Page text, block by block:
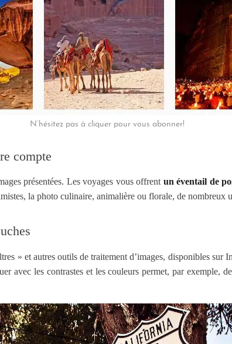
N’hésitez pas à cliquer pour vous abonner!
compte
présentées. Les voyages vous offrent un éventail de
la photo culinaire, animalière ou florale, de nombreux
» et autres outils de traitement d’images, disponibles sur
avec les contrastes et les couleurs permet, par exemple,